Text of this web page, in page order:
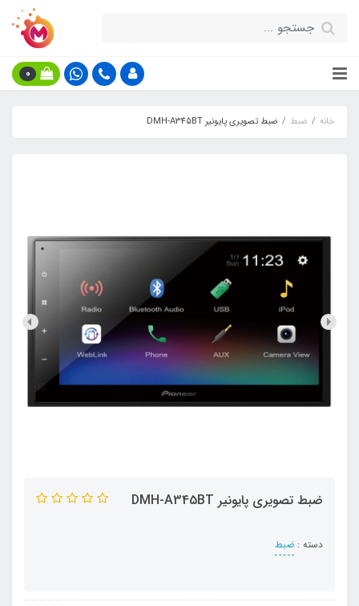
0
خانه ضبط ضبط تصویری پایونیر DMH-A345BT
ضبط تصویری پایونیر DMH-A345BT
دسته : ضبط